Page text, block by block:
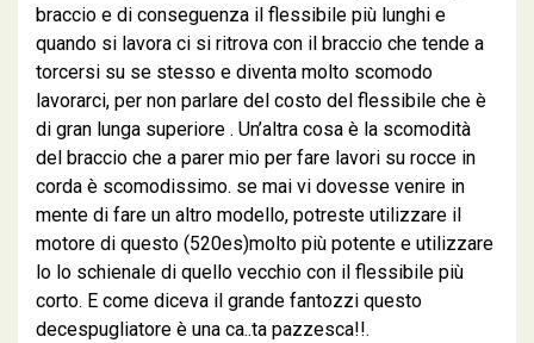
braccio e di conseguenza il flessibile più lunghi e
quando si lavora ci si ritrova con il braccio che tende a
torcersi su se stesso e diventa molto scomodo
lavorarci, per non parlare del costo del flessibile che è
di gran lunga superiore . Un’altra cosa è la scomodità
del braccio che a parer mio per fare lavori su rocce in
corda è scomodissimo. se mai vi dovesse venire in
mente di fare un altro modello, potreste utilizzare il
motore di questo (520es)molto più potente e utilizzare
lo lo schienale di quello vecchio con il flessibile più
corto. E come diceva il grande fantozzi questo
decespugliatore è una ca..ta pazzesca!!.